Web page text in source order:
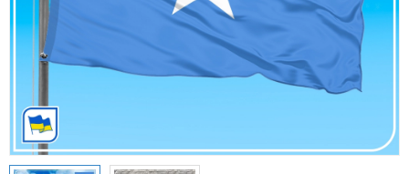
Замовлення
Прапори Міжнародних
Спортивні Прапори